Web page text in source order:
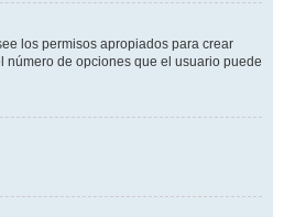
los permisos apropiados para crear
número de opciones que el usuario puede